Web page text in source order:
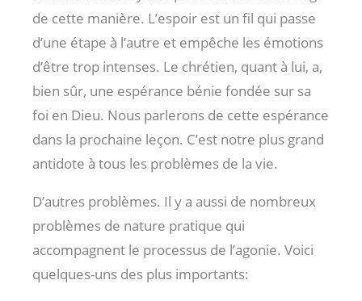
de cette manière. L’espoir est un fil qui passe
d’une étape à l’autre et empêche les émotions
d’être trop intenses. Le chrétien, quant à lui, a,
bien sûr, une espérance bénie fondée sur sa
foi en Dieu. Nous parlerons de cette espérance
dans la prochaine leçon. C’est notre plus grand
antidote à tous les problèmes de la vie.
D’autres problèmes. Il y a aussi de nombreux
problèmes de nature pratique qui
accompagnent le processus de l’agonie. Voici
quelques-uns des plus importants: